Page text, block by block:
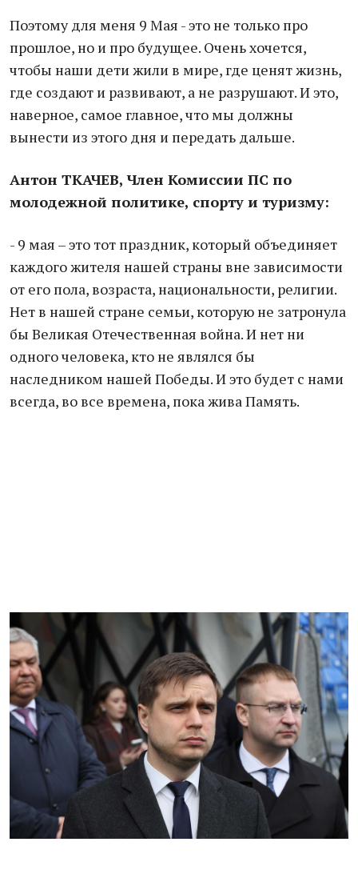
Поэтому для меня 9 Мая - это не только про
прошлое, но и про будущее. Очень хочется,
чтобы наши дети жили в мире, где ценят жизнь,
где создают и развивают, а не разрушают. И это,
наверное, самое главное, что мы должны
вынести из этого дня и передать дальше.
Антон ТКАЧЕВ, Член Комиссии ПС по
молодежной политике, спорту и туризму:
- 9 мая – это тот праздник, который объединяет
каждого жителя нашей страны вне зависимости
от его пола, возраста, национальности, религии.
Нет в нашей стране семьи, которую не затронула
бы Великая Отечественная война. И нет ни
одного человека, кто не являлся бы
наследником нашей Победы. И это будет с нами
всегда, во все времена, пока жива Память.